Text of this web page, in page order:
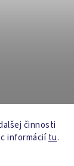
činnosti
informáciítu.